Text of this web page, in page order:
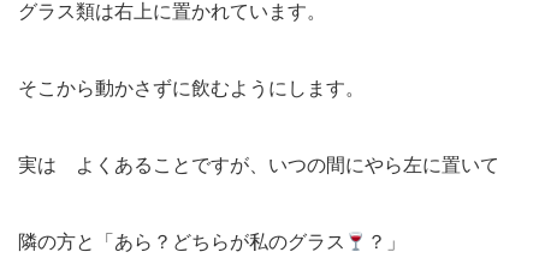
グラス類は右上に置かれています。
そこから動かさずに飲むようにします。
実は よくあることですが、いつの間にやら左に置いて
隣の方と「あら？どちらが私のグラス ？」